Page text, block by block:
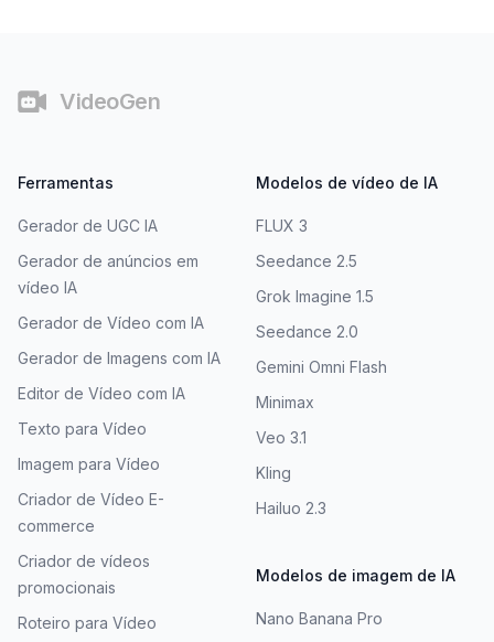
VideoGen
Ferramentas
Gerador de UGC IA
Gerador de anúncios em
vídeo IA
Gerador de Vídeo com IA
Gerador de Imagens com IA
Editor de Vídeo com IA
Texto para Vídeo
Imagem para Vídeo
Criador de Vídeo E-
commerce
Criador de vídeos
promocionais
Roteiro para Vídeo
Modelos de vídeo de IA
FLUX 3
Seedance 2.5
Grok Imagine 1.5
Seedance 2.0
Gemini Omni Flash
Minimax
Veo 3.1
Kling
Hailuo 2.3
Modelos de imagem de IA
Nano Banana Pro